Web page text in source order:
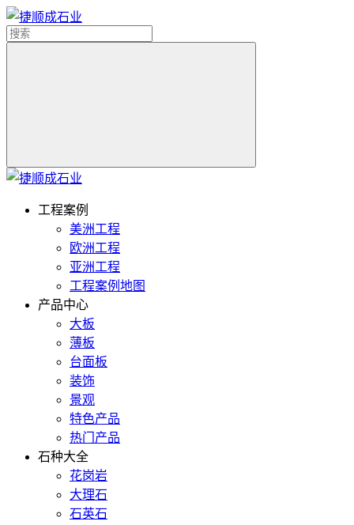
工程案例
美洲工程
欧洲工程
亚洲工程
工程案例地图
产品中心
大板
薄板
台面板
装饰
景观
特色产品
热门产品
石种大全
花岗岩
大理石
石英石